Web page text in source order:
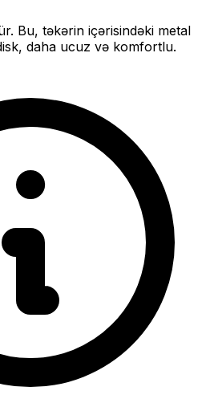
Bu, təkərin içərisindəki metal
daha ucuz və komfortlu.